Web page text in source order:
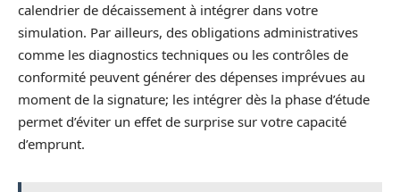
calendrier de décaissement à intégrer dans votre
simulation. Par ailleurs, des obligations administratives
comme les diagnostics techniques ou les contrôles de
conformité peuvent générer des dépenses imprévues au
moment de la signature; les intégrer dès la phase d’étude
permet d’éviter un effet de surprise sur votre capacité
d’emprunt.